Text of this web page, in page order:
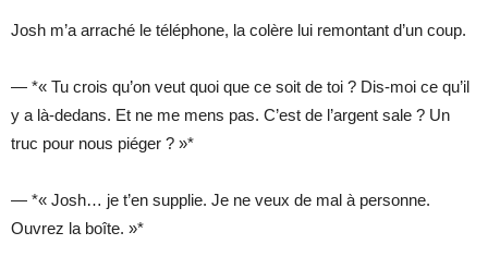
Josh m’a arraché le téléphone, la colère lui remontant d’un coup.
— *« Tu crois qu’on veut quoi que ce soit de toi ? Dis-moi ce qu’il
y a là-dedans. Et ne me mens pas. C’est de l’argent sale ? Un
truc pour nous piéger ? »*
— *« Josh… je t’en supplie. Je ne veux de mal à personne.
Ouvrez la boîte. »*